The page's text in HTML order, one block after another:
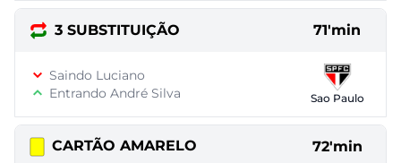
3 SUBSTITUIÇÃO 71'min
Saindo Luciano
Entrando André Silva
Sao Paulo
CARTÃO AMARELO 72'min